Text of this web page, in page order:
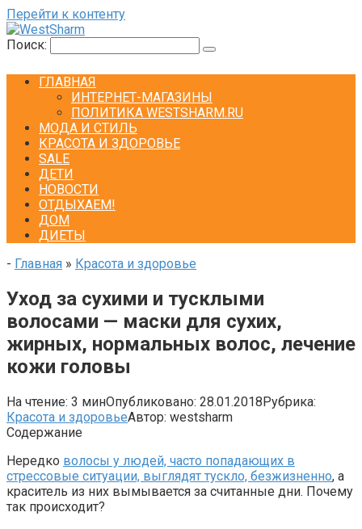
Перейти к контенту
Поиск:
ГЛАВНАЯ
ИНТЕРНЕТ-МАГАЗИНЫ
ПОЛИТИКА WESTSHARM.RU
МОДА И СТИЛЬ
КРАСОТА И ЗДОРОВЬЕ
SALE
ДЕТИ
НОВОСТИ
ОТДЫХАЕМ!
ДОМ
ДИЕТЫ
- Главная » Красота и здоровье
Уход за сухими и тусклыми
волосами — маски для сухих,
жирных, нормальных волос, лечение
кожи головы
На чтение: 3 минОпубликовано: 28.01.2018Рубрика:
Красота и здоровьеАвтор: westsharm
Содержание
Нередко волосы у людей, часто попадающих в
стрессовые ситуации, выглядят тускло, безжизненно, а
краситель из них вымывается за считанные дни. Почему
так происходит?